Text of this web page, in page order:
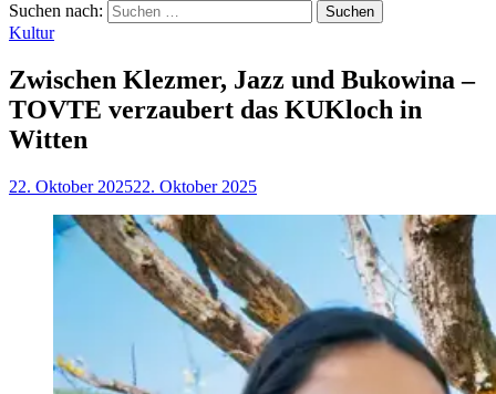
Suchen nach:
Kultur
Zwischen Klezmer, Jazz und Bukowina –
TOVTE verzaubert das KUKloch in
Witten
22. Oktober 202522. Oktober 2025